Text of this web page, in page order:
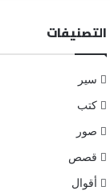
التصنيفات
سير
كتب
صور
قصص
أقوال